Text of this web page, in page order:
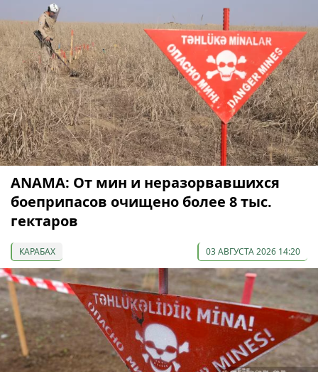
ANAMA: От мин и неразорвавшихся
боеприпасов очищено более 8 тыс.
гектаров
КАРАБАХ 03 АВГУСТА 2026 14:20